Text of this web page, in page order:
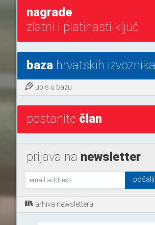
nagrade
zlatni i platinasti ključ
bazahrvatskih izvoznika
upis u bazu
postanite član
prijava na newsletter
arhiva newslettera